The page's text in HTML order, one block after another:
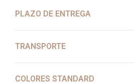
PLAZO DE ENTREGA
TRANSPORTE
COLORES STANDARD